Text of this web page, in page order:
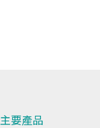
主要產品